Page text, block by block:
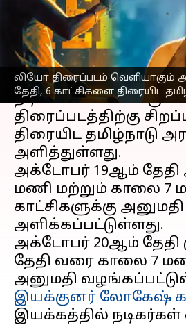
லியோ திரைப்படம் வெளியாகும்
தேதி, 6 காட்சிகளை திரையிட
எழுதியவர் Srinath r Oct 11, 2023
செய்தி முன்னோட்டம்
அக்டோபர் 19ஆம் தேதி
நடிப்பில் வெளியாகும்
திரைப்படத்திற்கு
திரையிட தமிழ்நாடு
அளித்துள்ளது.
அக்டோபர் 19ஆம் தேதி
மணி மற்றும் காலை 7
காட்சிகளுக்கு அனுமதி
அளிக்கப்பட்டுள்ளது.
அக்டோபர் 20ஆம் தேதி
தேதி வரை காலை 7
இயக்குனர் லோகேஷ்
இயக்கத்தில் நடிகர்கள்